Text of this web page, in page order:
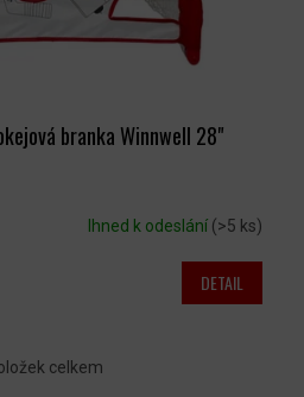
branka Winnwell 28"
Ihned k odeslání (>5 ks)
DETAIL
celkem